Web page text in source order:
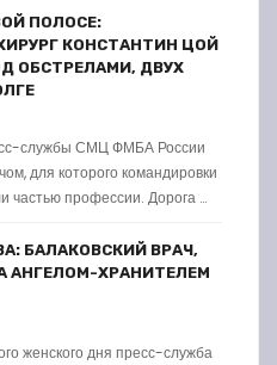
ПОЛОСЕ:
КОНСТАНТИН ЦОЙ
ОБСТРЕЛАМИ, ДВУХ
службы СМЦ ФМБА России
для которого командировки
частью профессии. Дорога …
БАЛАКОВСКИЙ ВРАЧ,
АНГЕЛОМ-ХРАНИТЕЛЕМ
женского дня пресс-служба